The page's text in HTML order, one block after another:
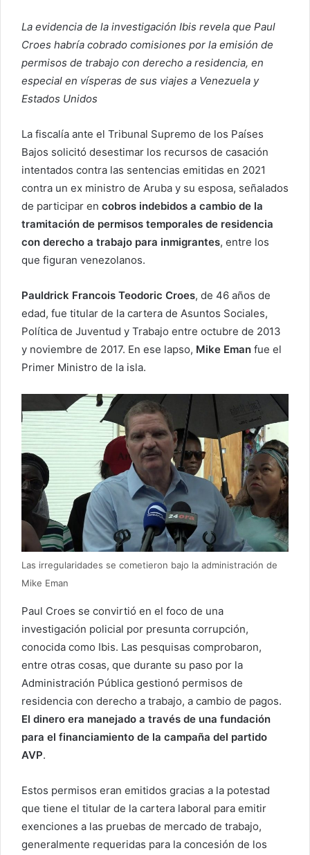
La evidencia de la investigación Ibis revela que Paul
Croes habría cobrado comisiones por la emisión de
permisos de trabajo con derecho a residencia, en
especial en vísperas de sus viajes a Venezuela y
Estados Unidos
La fiscalía ante el Tribunal Supremo de los Países
Bajos solicitó desestimar los recursos de casación
intentados contra las sentencias emitidas en 2021
contra un ex ministro de Aruba y su esposa, señalados
de participar en cobros indebidos a cambio de la
tramitación de permisos temporales de residencia
con derecho a trabajo para inmigrantes, entre los
que figuran venezolanos.
Pauldrick Francois Teodoric Croes, de 46 años de
edad, fue titular de la cartera de Asuntos Sociales,
Política de Juventud y Trabajo entre octubre de 2013
y noviembre de 2017. En ese lapso, Mike Eman fue el
Primer Ministro de la isla.
Las irregularidades se cometieron bajo la administración de
Mike Eman
Paul Croes se convirtió en el foco de una
investigación policial por presunta corrupción,
conocida como Ibis. Las pesquisas comprobaron,
entre otras cosas, que durante su paso por la
Administración Pública gestionó permisos de
residencia con derecho a trabajo, a cambio de pagos.
El dinero era manejado a través de una fundación
para el financiamiento de la campaña del partido
AVP.
Estos permisos eran emitidos gracias a la potestad
que tiene el titular de la cartera laboral para emitir
exenciones a las pruebas de mercado de trabajo,
generalmente requeridas para la concesión de los